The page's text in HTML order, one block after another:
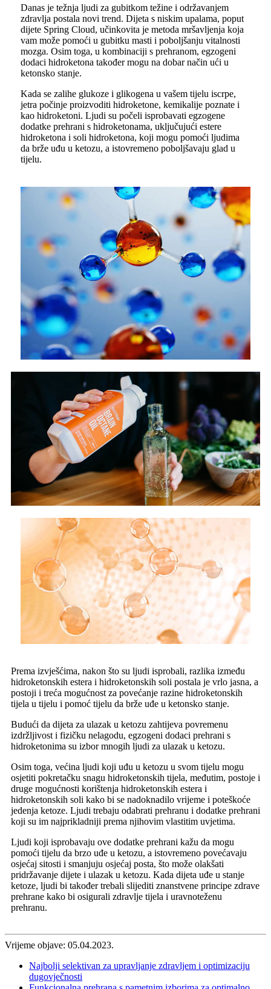
Danas je težnja ljudi za gubitkom težine i održavanjem
zdravlja postala novi trend. Dijeta s niskim upalama, poput
dijete Spring Cloud, učinkovita je metoda mršavljenja koja
vam može pomoći u gubitku masti i poboljšanju vitalnosti
mozga. Osim toga, u kombinaciji s prehranom, egzogeni
dodaci hidroketona također mogu na dobar način ući u
ketonsko stanje.
Kada se zalihe glukoze i glikogena u vašem tijelu iscrpe,
jetra počinje proizvoditi hidroketone, kemikalije poznate i
kao hidroketoni. Ljudi su počeli isprobavati egzogene
dodatke prehrani s hidroketonama, uključujući estere
hidroketona i soli hidroketona, koji mogu pomoći ljudima
da brže uđu u ketozu, a istovremeno poboljšavaju glad u
tijelu.
Prema izvješćima, nakon što su ljudi isprobali, razlika između
hidroketonskih estera i hidroketonskih soli postala je vrlo jasna, a
postoji i treća mogućnost za povećanje razine hidroketonskih
tijela u tijelu i pomoć tijelu da brže uđe u ketonsko stanje.
Budući da dijeta za ulazak u ketozu zahtijeva povremenu
izdržljivost i fizičku nelagodu, egzogeni dodaci prehrani s
hidroketonima su izbor mnogih ljudi za ulazak u ketozu.
Osim toga, većina ljudi koji uđu u ketozu u svom tijelu mogu
osjetiti pokretačku snagu hidroketonskih tijela, međutim, postoje i
druge mogućnosti korištenja hidroketonskih estera i
hidroketonskih soli kako bi se nadoknadilo vrijeme i poteškoće
jedenja ketoze. Ljudi trebaju odabrati prehranu i dodatke prehrani
koji su im najprikladniji prema njihovim vlastitim uvjetima.
Ljudi koji isprobavaju ove dodatke prehrani kažu da mogu
pomoći tijelu da brzo uđe u ketozu, a istovremeno povećavaju
osjećaj sitosti i smanjuju osjećaj posta, što može olakšati
pridržavanje dijete i ulazak u ketozu. Kada dijeta uđe u stanje
ketoze, ljudi bi također trebali slijediti znanstvene principe zdrave
prehrane kako bi osigurali zdravlje tijela i uravnoteženu
prehranu.
Vrijeme objave: 05.04.2023.
Najbolji selektivan za upravljanje zdravljem i optimizaciju
dugovječnosti